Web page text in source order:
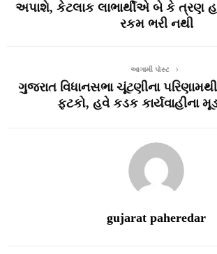
અપાશે, કેટલાક લાભાર્થીએ બે કે ત્રણ
રકમ ભરી નથી
આગામી પોસ્ટ
ગુજરાત વિધાનસભા ચૂંટણીના
ફટકો, હવે કડક કાર્યવાહીના
gujarat paheredar